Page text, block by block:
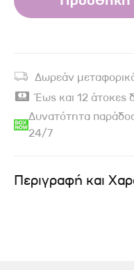
Δωρεάν
Έως και 12 άτοκες
Δυνατότητα
24/7
Περιγραφή και